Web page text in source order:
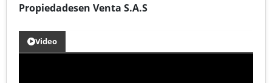
Propiedadesen Venta S.A.S
Video